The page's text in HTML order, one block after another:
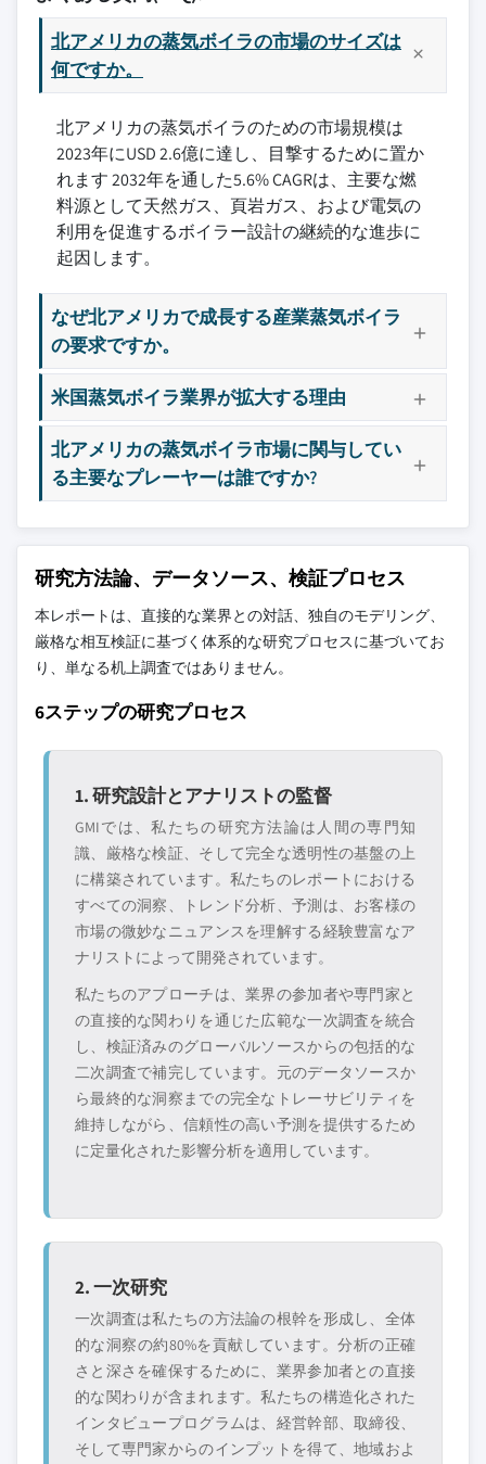
北アメリカの蒸気ボイラの市場のサイズは
何ですか。
北アメリカの蒸気ボイラのための市場規模は
2023年にUSD 2.6億に達し、目撃するために置か
れます 2032年を通した5.6% CAGRは、主要な燃
料源として天然ガス、頁岩ガス、および電気の
利用を促進するボイラー設計の継続的な進歩に
起因します。
なぜ北アメリカで成長する産業蒸気ボイラ
の要求ですか。
米国蒸気ボイラ業界が拡大する理由
北アメリカの蒸気ボイラ市場に関与してい
る主要なプレーヤーは誰ですか?
研究方法論、データソース、検証プロセス
本レポートは、直接的な業界との対話、独自のモデリング、
厳格な相互検証に基づく体系的な研究プロセスに基づいてお
り、単なる机上調査ではありません。
6ステップの研究プロセス
1. 研究設計とアナリストの監督
GMIでは、私たちの研究方法論は人間の専門知
識、厳格な検証、そして完全な透明性の基盤の上
に構築されています。私たちのレポートにおける
すべての洞察、トレンド分析、予測は、お客様の
市場の微妙なニュアンスを理解する経験豊富なア
ナリストによって開発されています。
私たちのアプローチは、業界の参加者や専門家と
の直接的な関わりを通じた広範な一次調査を統合
し、検証済みのグローバルソースからの包括的な
二次調査で補完しています。元のデータソースか
ら最終的な洞察までの完全なトレーサビリティを
維持しながら、信頼性の高い予測を提供するため
に定量化された影響分析を適用しています。
2. 一次研究
一次調査は私たちの方法論の根幹を形成し、全体
的な洞察の約80%を貢献しています。分析の正確
さと深さを確保するために、業界参加者との直接
的な関わりが含まれます。私たちの構造化された
インタビュープログラムは、経営幹部、取締役、
そして専門家からのインプットを得て、地域およ